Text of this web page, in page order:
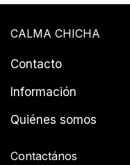
CALMA CHICHA
Contacto
Información
Quiénes somos
Contactános